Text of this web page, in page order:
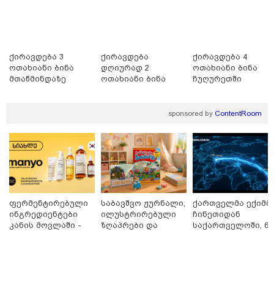
12:54 / 06-08-2026
ქირავდება 3
ოთახიანი ბინა
მთაწმინდაზე
ქირავდება
დღიურად 2
ოთახიანი ბინა
ქირავდება 4
ოთახიანი ბინა
ჩუღურეთში
sponsored by ContentRoom
ფერმენტირებული
ინგრედიენტები
კანის მოვლაში -
საბავშვო ჟურნალი,
ილუსტრირებული
ზღაპრები და
ქართველმა
ჩინეთიდან
საქართველოში, 6